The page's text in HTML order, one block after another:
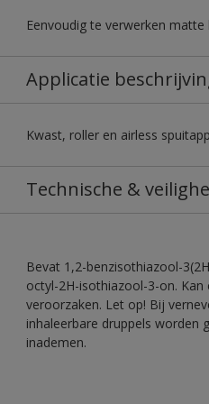
Eenvoudig te verwerken matte
Applicatie
Kwast, roller en airless
Technische &
Bevat 1,2-benzisothiazool-
octyl-2H-isothiazool-3-on. Kan
veroorzaken. Let op! Bij
inhaleerbare druppels worden
inademen.